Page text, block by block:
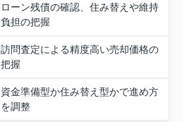
ローン残債の確認、住み替えや維持
負担の把握
訪問査定による精度高い売却価格の
把握
資金準備型か住み替え型かで進め方
を調整